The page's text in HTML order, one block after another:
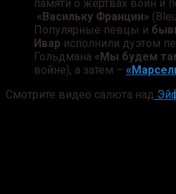
памяти о жертвах войн и
«Васильку Франции»
Популярные певцы и
Ивар исполнили дуэтом
Гольдмана «Мы будем
войне), а затем –
Смотрите видео салюта над